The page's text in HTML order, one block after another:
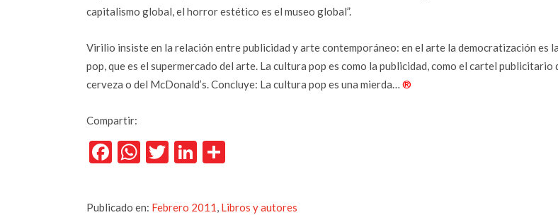
capitalismo global, el horror estético es el museo global”.
Virilio insiste en la relación entre publicidad y arte contemporáneo: en el arte la democratización es
pop, que es el supermercado del arte. La cultura pop es como la publicidad, como el cartel publicitario
cerveza o del McDonald’s. Concluye: La cultura pop es una mierda… ®
Compartir:
Facebook
WhatsApp
TwitterLinkedIn
Publicado en: Febrero 2011, Libros y autores